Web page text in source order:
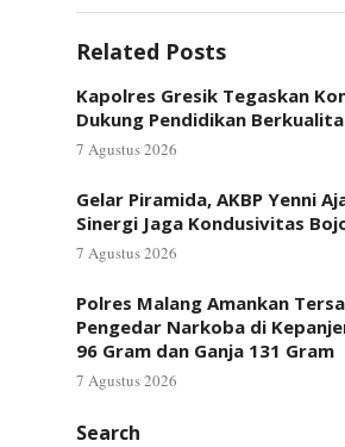
Related Posts
Kapolres Gresik Tegaskan
Dukung Pendidikan
7 Agustus 2026
Gelar Piramida, AKBP Yenni
Sinergi Jaga Kondusivitas
7 Agustus 2026
Polres Malang Amankan
Pengedar Narkoba di
96 Gram dan Ganja 131 Gram
7 Agustus 2026
Search